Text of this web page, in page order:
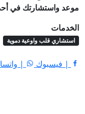
موعد واستشارتك في
الخدمات
استشاري قلب واوعية دموية
| فيسبوك |